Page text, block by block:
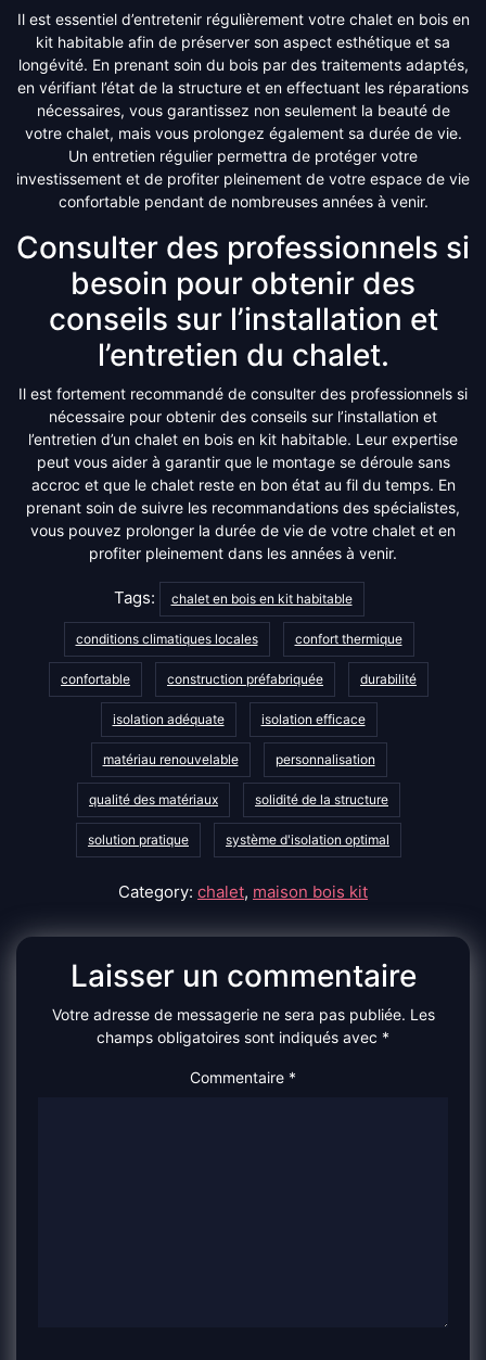
Il est essentiel d’entretenir régulièrement votre chalet en bois en
kit habitable afin de préserver son aspect esthétique et sa
longévité. En prenant soin du bois par des traitements adaptés,
en vérifiant l’état de la structure et en effectuant les réparations
nécessaires, vous garantissez non seulement la beauté de
votre chalet, mais vous prolongez également sa durée de vie.
Un entretien régulier permettra de protéger votre
investissement et de profiter pleinement de votre espace de vie
confortable pendant de nombreuses années à venir.
Consulter des professionnels si
besoin pour obtenir des
conseils sur l’installation et
l’entretien du chalet.
Il est fortement recommandé de consulter des professionnels si
nécessaire pour obtenir des conseils sur l’installation et
l’entretien d’un chalet en bois en kit habitable. Leur expertise
peut vous aider à garantir que le montage se déroule sans
accroc et que le chalet reste en bon état au fil du temps. En
prenant soin de suivre les recommandations des spécialistes,
vous pouvez prolonger la durée de vie de votre chalet et en
profiter pleinement dans les années à venir.
Tags: chalet en bois en kit habitable
conditions climatiques locales confort thermique
confortable construction préfabriquée durabilité
isolation adéquate isolation efficace
matériau renouvelable personnalisation
qualité des matériaux solidité de la structure
solution pratique système d'isolation optimal
Category: chalet, maison bois kit
Laisser un commentaire
Votre adresse de messagerie ne sera pas publiée. Les
champs obligatoires sont indiqués avec *
Commentaire *